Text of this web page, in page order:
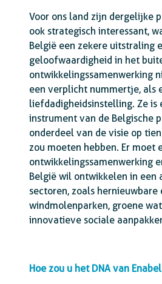
Voor ons land zijn dergelijke
ook strategisch interessant,
België een zekere uitstraling
geloofwaardigheid in het
ontwikkelingssamenwerking
een verplicht nummertje, als
liefdadigheidsinstelling. Ze is
instrument van de Belgische
onderdeel van de visie op
zou moeten hebben. Er moet
ontwikkelingssamenwerking
België wil ontwikkelen in een
sectoren, zoals
windmolenparken, groene
innovatieve sociale
Hoe zou u het DNA van